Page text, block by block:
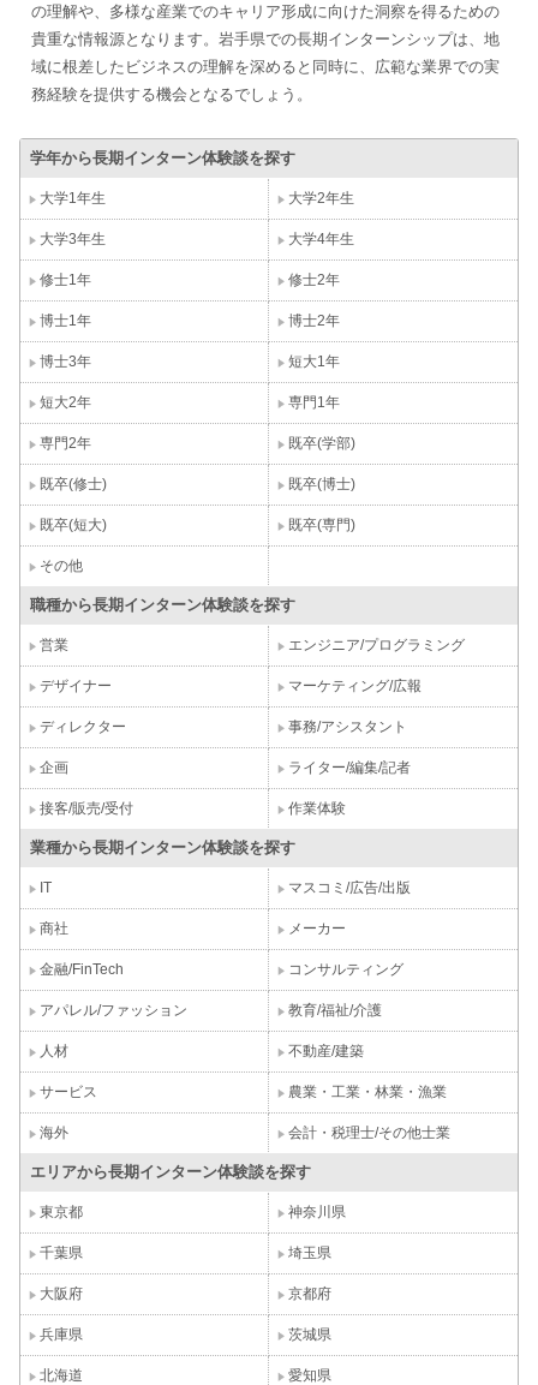
の理解や、多様な産業でのキャリア形成に向けた洞察を得るための
貴重な情報源となります。岩手県での長期インターンシップは、地
域に根差したビジネスの理解を深めると同時に、広範な業界での実
務経験を提供する機会となるでしょう。
学年から長期インターン体験談を探す
大学1年生 大学2年生
大学3年生 大学4年生
修士1年 修士2年
博士1年 博士2年
博士3年 短大1年
短大2年 専門1年
専門2年 既卒(学部)
既卒(修士) 既卒(博士)
既卒(短大) 既卒(専門)
その他
職種から長期インターン体験談を探す
営業 エンジニア/プログラミング
デザイナー マーケティング/広報
ディレクター 事務/アシスタント
企画 ライター/編集/記者
接客/販売/受付 作業体験
業種から長期インターン体験談を探す
IT マスコミ/広告/出版
商社 メーカー
金融/FinTech コンサルティング
アパレル/ファッション 教育/福祉/介護
人材 不動産/建築
サービス 農業・工業・林業・漁業
海外 会計・税理士/その他士業
エリアから長期インターン体験談を探す
東京都 神奈川県
千葉県 埼玉県
大阪府 京都府
兵庫県 茨城県
北海道 愛知県